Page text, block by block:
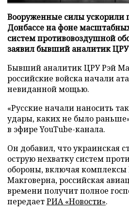
Вооруженные силы ускорили
Донбассе на фоне
систем противовоздушной
заявил бывший аналитик
Бывший аналитик ЦРУ Рэй
российские войска начали
невиданной мощью.
«Русские начали наносить
удары, каких не было
в эфире YouTube-канала.
Он добавил, что украинская
острую нехватку систем
обороны, включая комплексы
Макговерна, российская
времени получит полное
передаетРИА «Новости».